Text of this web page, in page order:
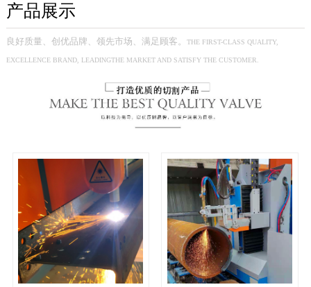
产品展示
良好质量、创优品牌、领先市场、满足顾客。 THE FIRST-CLASS QUALITY,
EXCELLENCE BRAND, LEADINGTHE MARKET AND SATISFY THE CUSTOMER.